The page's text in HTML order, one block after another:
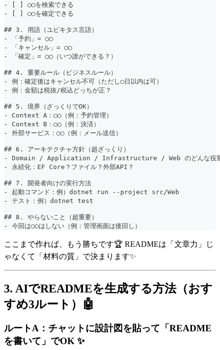
-
[ ] ◯◯を検索できる
-
[ ] ◯◯を確定できる
## 3. 用語（ユビキタス言語）
-
「予約」= ◯◯
-
「キャンセル」= ◯◯
-
「確定」= ◯◯（いつ誰ができる？）
## 4. 重要ルール（ビジネスルール）
-
例：確定後はキャンセル不可（ただし◯日以内は可）
-
例：金額は税抜/税込どっちが正？
## 5. 境界（ざっくりでOK）
-
Context A：◯◯（例：予約管理）
-
Context B：◯◯（例：決済）
-
外部サービス：◯◯（例：メール送信）
## 6. アーキテクチャ方針（超ざっくり）
-
Domain / Application / Infrastructure / Web のどんな役
-
永続化：EF Core？ファイル？外部API？
## 7. 開発者向けの実行方法
-
起動コマンド：例）dotnet run --project src/Web
-
テスト：例）dotnet test
## 8. やらないこと（超重要）
-
今回は◯◯はしない（例：管理画面は後回し）
ここまで作れば、もう勝ちです🏆 READMEは「文章力」じ
ゃなくて「材料の質」で決まります✨
3. AIでREADMEを生成する方法（おす
すめ3ルート）🤖
ルートA：チャットに設計図を貼って「README
を書いて」でOK ✨